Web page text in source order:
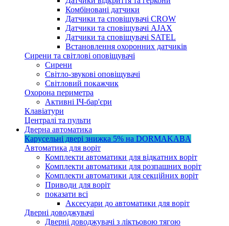
Комбіновані датчики
Датчики та сповіщувачі CROW
Датчики та сповіщувачі AJAX
Датчики та сповіщувачі SATEL
Встановлення охоронних датчиків
Сирени та світлові оповіщувачі
Сирени
Світло-звукові оповіщувачі
Світловий покажчик
Охорона периметра
Активні ІЧ-бар'єри
Клавіатури
Централі та пульти
Дверна автоматика
Карусельні двері знижка 5% на DORMAKABA
Автоматика для воріт
Комплекти автоматики для відкатних воріт
Комплекти автоматики для розпашних воріт
Комплекти автоматики для секційних воріт
Приводи для воріт
показати всі
Аксесуари до автоматики для воріт
Дверні доводжувачі
Дверні доводжувачі з ліктьовою тягою